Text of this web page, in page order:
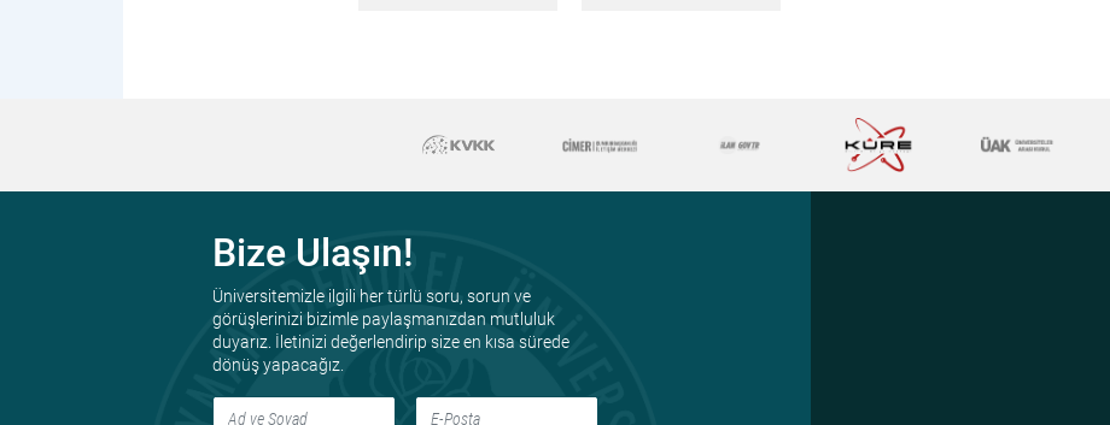
Bize Ulaşın!
Üniversitemizle ilgili her türlü soru, sorun ve
görüşlerinizi bizimle paylaşmanızdan mutluluk
duyarız. İletinizi değerlendirip size en kısa sürede
dönüş yapacağız.